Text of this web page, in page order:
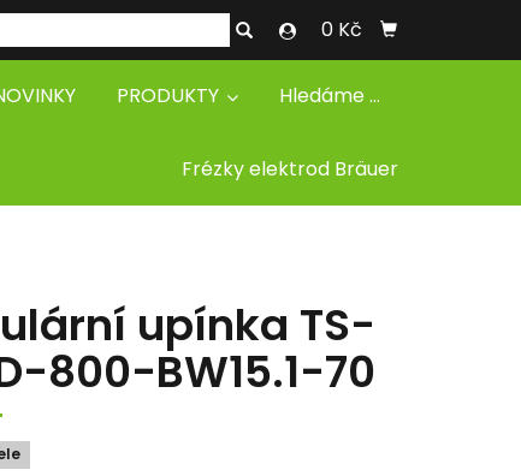
0 Kč
PRODUKTY Hledáme ...
Frézky elektrod Bräuer
upínka TS-
800-BW15.1-70